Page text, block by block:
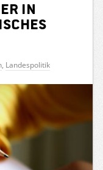
in
, Landespolitik